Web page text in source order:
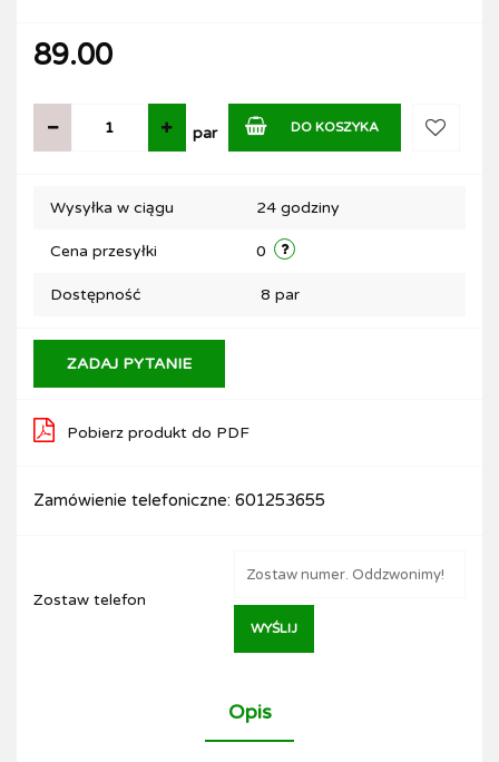
89.00
par DO KOSZYKA
Wysyłka w ciągu 24 godziny
Cena przesyłki 0
Dostępność 8 par
ZADAJ PYTANIE
Pobierz produkt do PDF
Zamówienie telefoniczne: 601253655
Zostaw telefon
WYŚLIJ
Opis